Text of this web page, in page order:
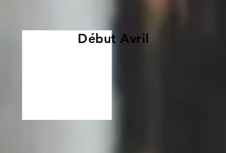
Début Avril